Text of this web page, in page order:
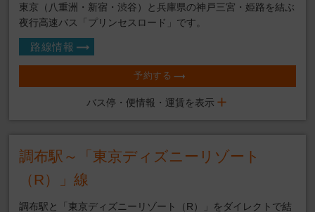
東京（八重洲・新宿・渋谷）と兵庫県の神戸三宮・姫路を結ぶ
夜行高速バス「プリンセスロード」です。
路線情報
予約する
バス停・便情報・運賃を表示
調布駅～「東京ディズニーリゾート
（R）」線
調布駅と「東京ディズニーリゾート（R）」をダイレクトで結